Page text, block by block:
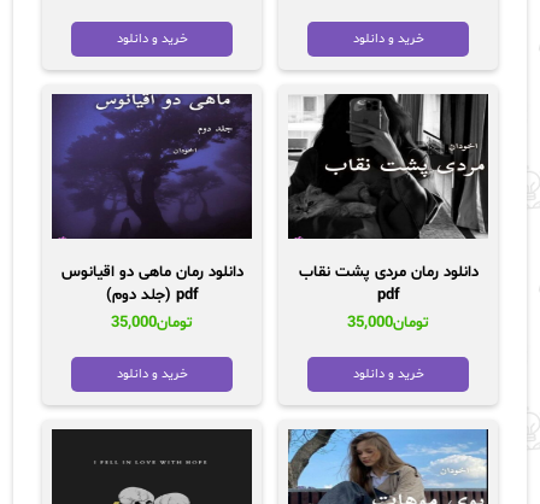
خرید و دانلود خرید و دانلود
دانلود رمان مردی پشت نقاب
pdf
تومان35,000
خرید و دانلود
دانلود رمان ماهی دو اقیانوس
pdf (جلد دوم)
تومان35,000
خرید و دانلود